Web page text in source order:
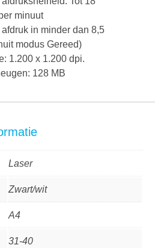
minuut
in minder dan 8,5
modus Gereed)
1.200 x 1.200 dpi.
128 MB
Laser
Zwart/wit
A4
31-40